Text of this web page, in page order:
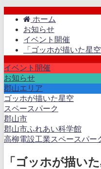
ホーム
お知らせ
イベント開催
「ゴッホが描いた星
イベント開催
お知らせ
郡山エリア
ゴッホが描いた星空
スペースパーク
郡山市
郡山市ふれあい科学館
高柳電設工業スペースパー
「ゴッホが描い